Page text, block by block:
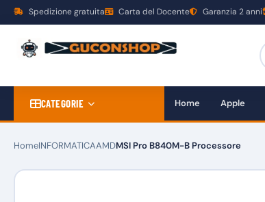
Spedizione gratuita Carta del Docente Garanzia 2 anni
CATEGORIE Home Apple
HomeINFORMATICAAMDMSI Pro B840M-B Processore